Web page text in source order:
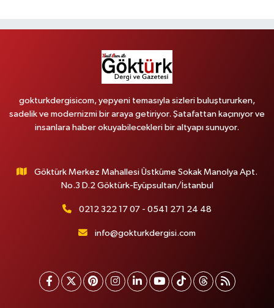
gokturkdergisicom, yepyeni temasıyla sizleri buluştururken,
sadelik ve modernizmi bir araya getiriyor. Şatafattan kaçınıyor ve
insanlara haber okuyabilecekleri bir altyapı sunuyor.
Göktürk Merkez Mahallesi Üstküme Sokak Manolya Apt.
No.3 D.2 Göktürk-Eyüpsultan/İstanbul
0212 322 17 07 - 0541 271 24 48
info@gokturkdergisi.com